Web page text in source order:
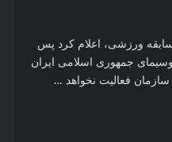
ورزشی، اعلام کرد پس
جمهوری اسلامی ایران
فعالیت نخواهد …